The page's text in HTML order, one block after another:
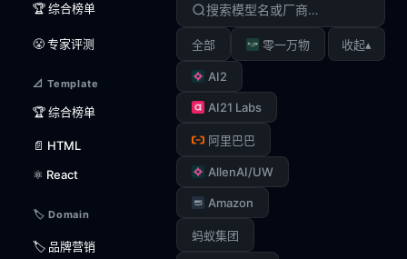
🏆 综合榜单
😤 专家评测
📐 Template
🏆 综合榜单
📄 HTML
⚛️ React
🏷️ Domain
🏷️ 品牌营销
全部 零一万物
AI2
AI21 Labs
阿里巴巴
AllenAI/UW
Amazon
蚂蚁集团
收起▴